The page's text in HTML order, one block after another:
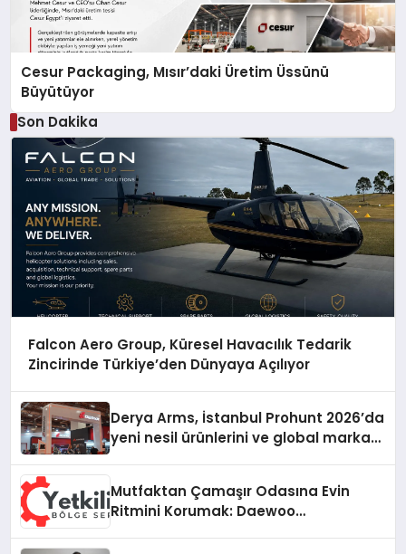
Cesur Packaging, Mısır’daki Üretim Üssünü
Büyütüyor
Son Dakika
Falcon Aero Group, Küresel Havacılık Tedarik
Zincirinde Türkiye’den Dünyaya Açılıyor
Derya Arms, İstanbul Prohunt 2026’da
yeni nesil ürünlerini ve global marka
Mutfaktan Çamaşır Odasına Evin
Ritmini Korumak: Daewoo